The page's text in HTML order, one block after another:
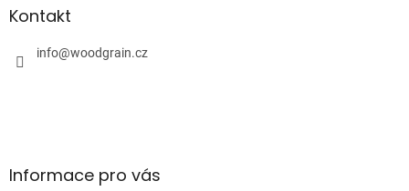
aKontakt
info@woodgrain.cz
Informace pro vás